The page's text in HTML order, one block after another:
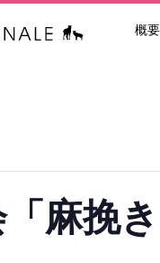
中之条ビエ
概要
麻挽